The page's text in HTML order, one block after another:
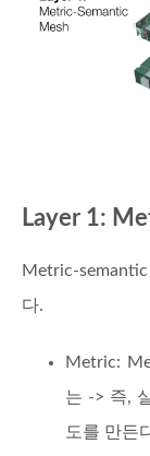
Layer 1:
Metric-
다.
Metric:
는 -> 즉,
도를 만든